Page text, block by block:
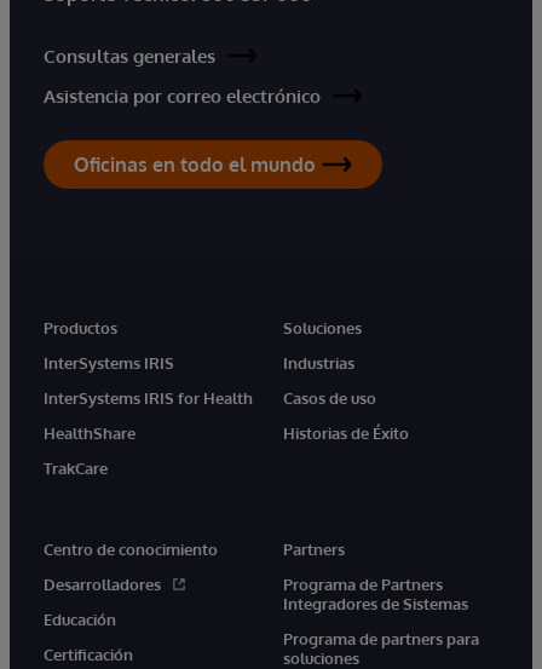
Consultas generales
Asistencia por correo electrónico
Oficinas en todo el mundo
Productos
InterSystems IRIS
InterSystems IRIS for Health
HealthShare
TrakCare
Soluciones
Industrias
Casos de uso
Historias de Éxito
Centro de conocimiento
Desarrolladores
Educación
Certificación
Partners
Programa de Partners
Integradores de Sistemas
Programa de partners para
soluciones